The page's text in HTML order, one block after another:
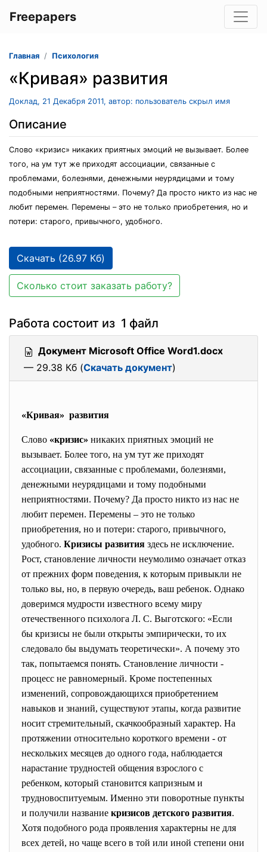
Freepapers
Главная Психология
«Кривая» развития
Доклад, 21 Декабря 2011, автор: пользователь скрыл имя
Описание
Слово «кризис» никаких приятных эмоций не вызывает. Более
того, на ум тут же приходят ассоциации, связанные с
проблемами, болезнями, денежными неурядицами и тому
подобными неприятностями. Почему? Да просто никто из нас не
любит перемен. Перемены – это не только приобретения, но и
потери: старого, привычного, удобного.
Скачать (26.97 Кб)
Сколько стоит заказать работу?
Работа состоит из 1 файл
Документ Microsoft Office Word1.docx
— 29.38 Кб (Скачать документ)
«Кривая» развития
Слово «кризис» никаких приятных эмоций не
вызывает. Более того, на ум тут же приходят
ассоциации, связанные с проблемами, болезнями,
денежными неурядицами и тому подобными
неприятностями. Почему? Да просто никто из нас не
любит перемен. Перемены – это не только
приобретения, но и потери: старого, привычного,
удобного. Кризисы развития здесь не исключение.
Рост, становление личности неумолимо означает отказ
от прежних форм поведения, к которым привыкли не
только вы, но, в первую очередь, ваш ребенок. Однако
доверимся мудрости известного всему миру
отечественного психолога Л. С. Выготского: «Если
бы кризисы не были открыты эмпирически, то их
следовало бы выдумать теоретически». А почему это
так, попытаемся понять. Становление личности -
процесс не равномерный. Кроме постепенных
изменений, сопровождающихся приобретением
навыков и знаний, существуют этапы, когда развитие
носит стремительный, скачкообразный характер. На
протяжении относительно короткого времени - от
нескольких месяцев до одного года, наблюдается
нарастание трудностей общения взрослого с
ребенком, который становится капризным и
трудновоспитуемым. Именно эти поворотные пункты
и получили название кризисов детского развития.
Хотя подобного рода проявления характерны не для
всех детей, но чаще всего в той или иной степени они